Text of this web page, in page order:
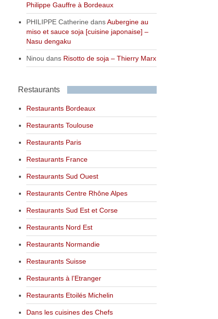
Philippe Gauffre à Bordeaux
PHILIPPE Catherine dansAubergine au
miso et sauce soja [cuisine japonaise] –
Nasu dengaku
Ninou dans Risotto de soja – Thierry Marx
Restaurants
Restaurants Bordeaux
Restaurants Toulouse
Restaurants Paris
Restaurants France
Restaurants Sud Ouest
Restaurants Centre Rhône Alpes
Restaurants Sud Est et Corse
Restaurants Nord Est
Restaurants Normandie
Restaurants Suisse
Restaurants à l’Etranger
Restaurants Etoilés Michelin
Dans les cuisines des Chefs